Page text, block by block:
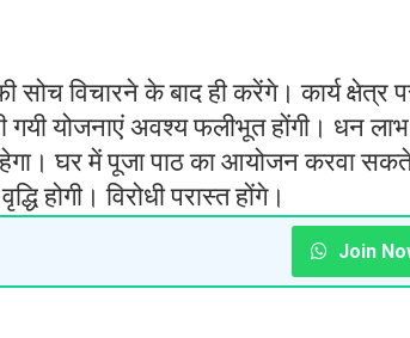
विचारने के बाद ही करेंगे। कार्य क्षेत्र
गयी योजनाएं अवश्य फलीभूत होंगी। धन लाभ
रहेगा। घर में पूजा पाठ का आयोजन करवा
होगी। विरोधी परास्त होंगे।
Join